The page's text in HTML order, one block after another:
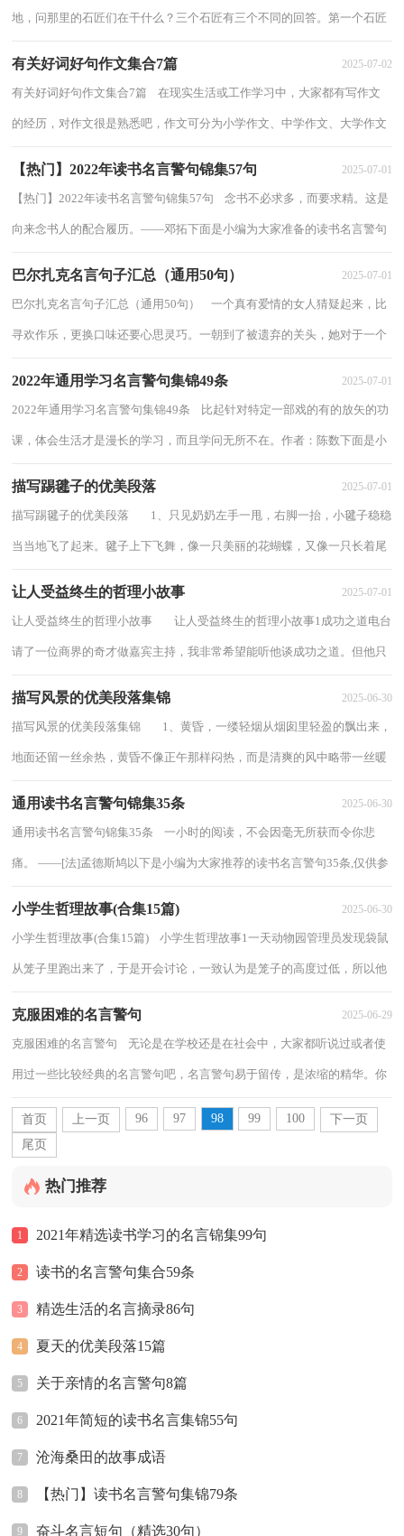
地，问那里的石匠们在干什么？三个石匠有三个不同的回答。第一个石匠
有关好词好句作文集合7篇 2025-07-02
有关好词好句作文集合7篇 在现实生活或工作学习中，大家都有写作文
的经历，对作文很是熟悉吧，作文可分为小学作文、中学作文、大学作文
【热门】2022年读书名言警句锦集57句 2025-07-01
【热门】2022年读书名言警句锦集57句 念书不必求多，而要求精。这是
向来念书人的配合履历。——邓拓下面是小编为大家准备的读书名言警句
巴尔扎克名言句子汇总（通用50句） 2025-07-01
巴尔扎克名言句子汇总（通用50句） 一个真有爱情的女人猜疑起来，比
寻欢作乐，更换口味还要心思灵巧。一朝到了被遗弃的关头，她对于一个
2022年通用学习名言警句集锦49条 2025-07-01
2022年通用学习名言警句集锦49条 比起针对特定一部戏的有的放矢的功
课，体会生活才是漫长的学习，而且学问无所不在。作者：陈数下面是小
描写踢毽子的优美段落 2025-07-01
描写踢毽子的优美段落 1、只见奶奶左手一甩，右脚一抬，小毽子稳稳
当当地飞了起来。毽子上下飞舞，像一只美丽的花蝴蝶，又像一只长着尾
让人受益终生的哲理小故事 2025-07-01
让人受益终生的哲理小故事 让人受益终生的哲理小故事1成功之道电台
请了一位商界的奇才做嘉宾主持，我非常希望能听他谈成功之道。但他只
描写风景的优美段落集锦 2025-06-30
描写风景的优美段落集锦 1、黄昏，一缕轻烟从烟囱里轻盈的飘出来，
地面还留一丝余热，黄昏不像正午那样闷热，而是清爽的风中略带一丝暖
通用读书名言警句锦集35条 2025-06-30
通用读书名言警句锦集35条 一小时的阅读，不会因毫无所获而令你悲
痛。 ——[法]孟德斯鸠以下是小编为大家推荐的读书名言警句35条,仅供参
小学生哲理故事(合集15篇) 2025-06-30
小学生哲理故事(合集15篇) 小学生哲理故事1一天动物园管理员发现袋鼠
从笼子里跑出来了，于是开会讨论，一致认为是笼子的高度过低，所以他
克服困难的名言警句 2025-06-29
克服困难的名言警句 无论是在学校还是在社会中，大家都听说过或者使
用过一些比较经典的名言警句吧，名言警句易于留传，是浓缩的精华。你
还在找寻优秀经典的名言警句吗？以下是小...
首页
上一页 96 97 98 99 100
下一页
尾页
热门推荐
1 2021年精选读书学习的名言锦集99句
2 读书的名言警句集合59条
3 精选生活的名言摘录86句
4 夏天的优美段落15篇
5 关于亲情的名言警句8篇
6 2021年简短的读书名言集锦55句
7 沧海桑田的故事成语
8 【热门】读书名言警句集锦79条
9 奋斗名言短句（精选30句）